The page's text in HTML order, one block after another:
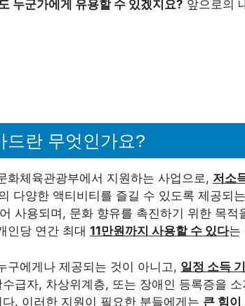
누군가에게 유용할 수 있겠지요? 앞으로의
드란 무엇인가요?
화체육관광부에서 지원하는 사업으로, 저소
다양한 액티비티를 즐길 수 있도록 제공되
사용되며, 문화 향유를 촉진하기 위한 목적
인당 연간 최대 11만원까지 사용할 수 있다는
구에게나 제공되는 것이 아니고, 일정 소득
급자, 차상위계층, 또는 장애인 등록증을
. 이러한 지원이 필요한 분들에게는 큰 힘이